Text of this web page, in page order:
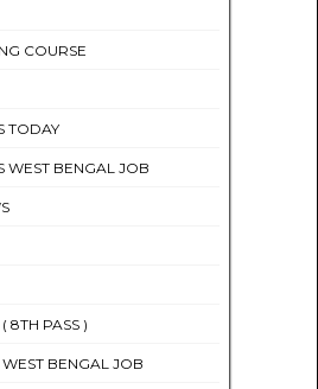
COURSE
TODAY
WEST BENGAL JOB
8TH PASS )
BENGAL JOB